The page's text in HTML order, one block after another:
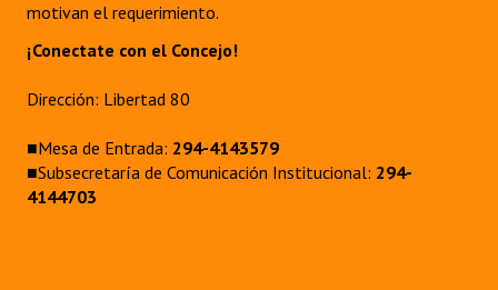
motivan el requerimiento.
¡Conectate con el Concejo!
Dirección: Libertad 80
■Mesa de Entrada: 294-4143579
■Subsecretaría de Comunicación Institucional: 294-
4144703